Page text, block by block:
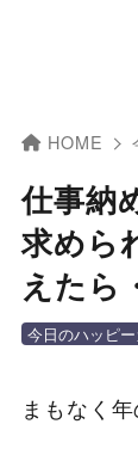
HOME
仕事納
求めら
えたら
今日のハッピ
まもなく年